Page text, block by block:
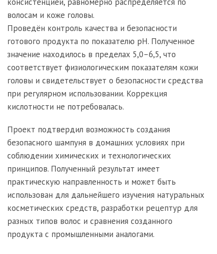
волосам и коже головы.
Проведён контроль качества и безопасности
готового продукта по показателю pH. Полученное
значение находилось в пределах 5,0–6,5, что
соответствует физиологическим показателям кожи
головы и свидетельствует о безопасности средства
при регулярном использовании. Коррекция
кислотности не потребовалась.
Проект подтвердил возможность создания
безопасного шампуня в домашних условиях при
соблюдении химических и технологических
принципов. Полученный результат имеет
практическую направленность и может быть
использован для дальнейшего изучения натуральных
косметических средств, разработки рецептур для
разных типов волос и сравнения созданного
продукта с промышленными аналогами.